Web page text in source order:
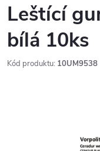
Leštící
bílá 10ks
Kód produktu: 10UM9538